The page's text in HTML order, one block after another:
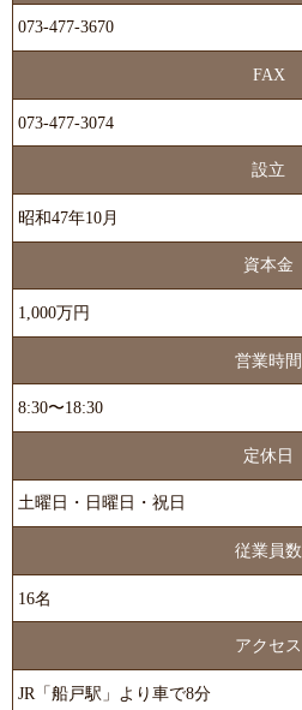
073-477-3670
FAX
073-477-3074
設立
昭和47年10月
資本金
1,000万円
営業時間
8:30〜18:30
定休日
土曜日・日曜日・祝日
従業員数
16名
アクセス
JR「船戸駅」より車で8分